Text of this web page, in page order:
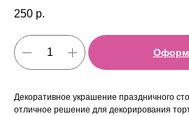
250 р.
Декоративное украшение праздничного
отличное решение для декорирования